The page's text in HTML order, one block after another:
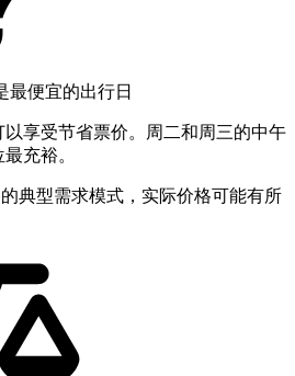
最便宜的出行日
以享受节省票价。周二和周三的中午
充裕。
典型需求模式，实际价格可能有所